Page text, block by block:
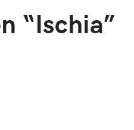
“Ischia”